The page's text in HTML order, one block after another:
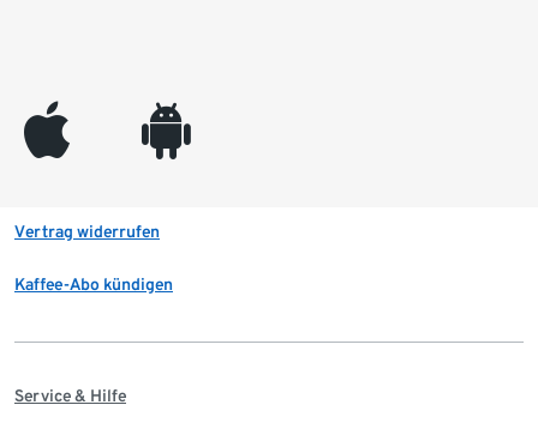
appleinc android
Vertrag widerrufen
Kaffee-Abo kündigen
Service & Hilfe